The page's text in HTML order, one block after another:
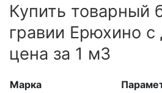
Купить товарный
гравии Ерюхино с
цена за 1 м3
Марка